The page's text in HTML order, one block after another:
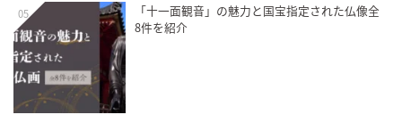
05
「十一面観音」の魅力と国宝指定された仏像全
8件を紹介